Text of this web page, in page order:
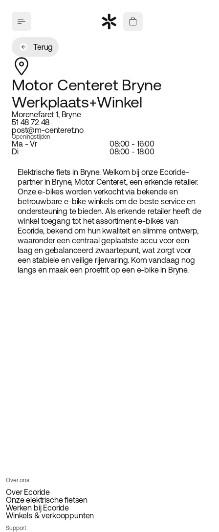
Terug
Motor Centeret Bryne
Werkplaats+Winkel
Morenefaret 1, Bryne
51 48 72 48
post@m-centeret.no
Openingstijden
Ma - Vr
08:00 - 16:00
Di
08:00 - 18:00
Elektrische fiets in Bryne. Welkom bij onze Ecoride-
partner in Bryne, Motor Centeret, een erkende retailer.
Onze e-bikes worden verkocht via bekende en
betrouwbare e-bike winkels om de beste service en
ondersteuning te bieden. Als erkende retailer heeft de
winkel toegang tot het assortiment e-bikes van
Ecoride, bekend om hun kwaliteit en slimme ontwerp,
waaronder een centraal geplaatste accu voor een
laag en gebalanceerd zwaartepunt, wat zorgt voor
een stabiele en veilige rijervaring. Kom vandaag nog
langs en maak een proefrit op een e-bike in Bryne.
Over ons
Over Ecoride
Onze elektrische fietsen
Werken bij Ecoride
Winkels & verkooppunten
Support